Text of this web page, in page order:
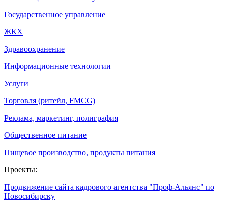
Государственное управление
ЖКХ
Здравоохранение
Информационные технологии
Услуги
Торговля (ритейл, FMCG)
Реклама, маркетинг, полиграфия
Общественное питание
Пищевое производство, продукты питания
Проекты:
Продвижение сайта кадрового агентства "Проф-Альянс" по
Новосибирску